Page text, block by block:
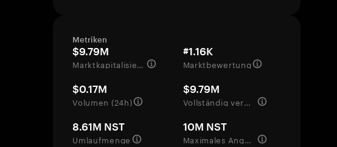
Metriken
$9.79M
Marktkapitalisierung
#1.16K
Marktbewertung
$0.17M
Volumen (24h)
$9.79M
Vollständig verwässerte Bewertung
8.61M NST
Umlaufmenge
10M NST
Maximales Angebot